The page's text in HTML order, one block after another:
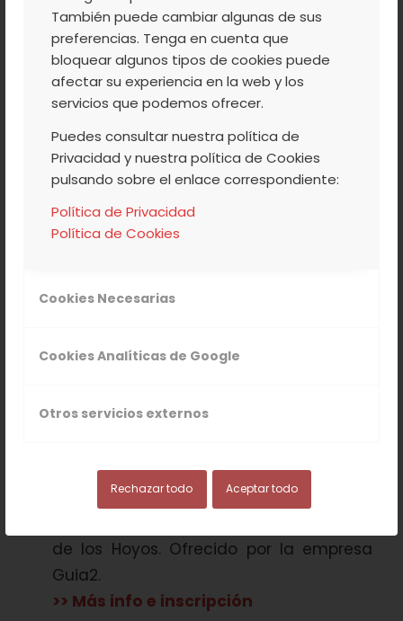
También puede cambiar algunas de sus
preferencias. Tenga en cuenta que
bloquear algunos tipos de cookies puede
afectar su experiencia en la web y los
servicios que podemos ofrecer.
Puedes consultar nuestra política de
Privacidad y nuestra política de Cookies
pulsando sobre el enlace correspondiente:
Política de Privacidad
Política de Cookies
Cookies Necesarias
Cookies Analíticas de Google
Otros servicios externos
Rechazar todo Aceptar todo
de Cultura de Tornavacas. Ofrecido por
Guia2.
Piragüismoen el Embalse del Jerte.
Ofrecido por la empresa Guia2
>> Más info e inscripción
24 de ABRIL
10:00 h. Descenso de
Ofrecido por Jertextrem.
Foto TourValle del Jerte. Ofrecido por
>> Más info e inscripción
25 de ABRIL
de los Hoyos. Ofrecido por la empresa
Guia2.
>> Más info e inscripción